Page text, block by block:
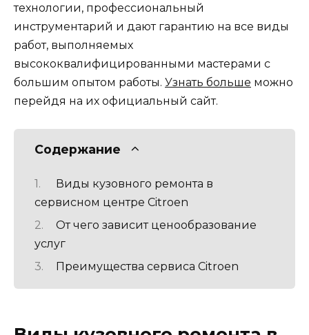
технологии, профессиональный
инструментарий и дают гарантию на все виды
работ, выполняемых
высококвалифицированными мастерами с
большим опытом работы. Узнать больше можно
перейдя на их официальный сайт.
Содержание
Виды кузовного ремонта в
сервисном центре Citroen
От чего зависит ценообразование
услуг
Преимущества сервиса Citroen